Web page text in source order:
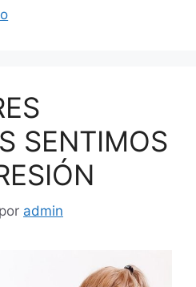
SENTIMOS
por admin